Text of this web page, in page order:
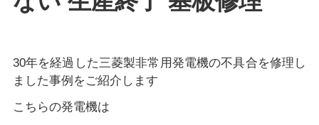
30年を経過した三菱製非常用発電機の不具合を修理し
ました事例をご紹介します
こちらの発電機は